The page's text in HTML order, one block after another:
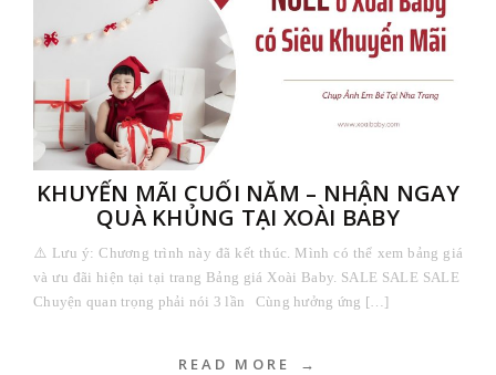
KHUYẾN MÃI CUỐI NĂM – NHẬN NGAY
QUÀ KHỦNG TẠI XOÀI BABY
⚠️ Lưu ý: Chương trình này đã kết thúc. Mình có thể xem bảng giá
và ưu đãi hiện tại tại trang Bảng giá Xoài Baby. SALE SALE SALE
Chuyện quan trọng phải nói 3 lần Cùng hưởng ứng […]
READ MORE